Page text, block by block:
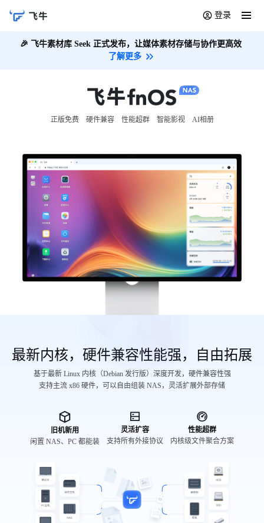
登录
🎉
飞牛素材库 Seek 正式发布，让媒体素材存储与协作更高效
了解更多
正版免费 硬件兼容 性能超群 智能影视 AI相册
最新内核，硬件兼容性能强，自由拓展
基于最新 Linux 内核（Debian 发行版）深度开发，硬件兼容性强
支持主流 x86 硬件，可以自由组装 NAS，灵活扩展外部存储
旧机新用
闲置 NAS、PC 都能装
灵活扩容
支持所有外接协议
性能超群
内核级文件聚合方案